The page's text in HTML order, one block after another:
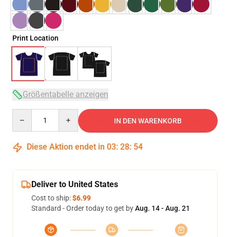
Print Location
Größentabelle anzeigen
IN DEN WARENKORB
Diese Aktion endet in 03: 28: 54
Deliver to United States
Cost to ship:$6.99
Standard - Order today to get byAug. 14 - Aug. 21